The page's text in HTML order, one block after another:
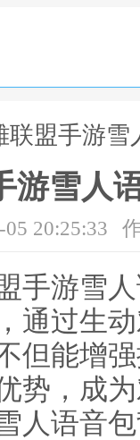
联盟手游
游雪人
20:25:33
手游雪
通过生
但能增
势，成
人语音